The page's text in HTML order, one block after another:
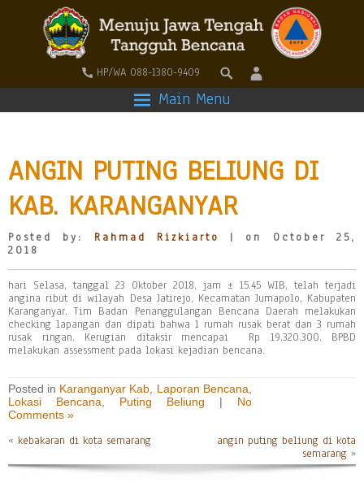
HP/WA 088-1380-9409
Main Menu
ANGIN PUTING BELIUNG DI
KAB. KARANGANYAR
Posted by: Rahmad Rizkiarto
| on October 25,
2018
hari Selasa, tanggal 23 Oktober 2018, jam ± 15.45 WIB, telah terjadi
angina ribut di wilayah Desa Jatirejo, Kecamatan Jumapolo, Kabupaten
Karanganyar. Tim Badan Penanggulangan Bencana Daerah melakukan
checking lapangan dan dipati bahwa 1 rumah rusak berat dan 3 rumah
rusak ringan. Kerugian ditaksir mencapai Rp 19.320.300. BPBD
melakukan assessment pada lokasi kejadian bencana.
Posted in Karanganyar Kab Laporan Bencana
Lokasi Bencana
Puting Beliung | No
Comments »
« kebakaran di kota semarang
angin puting beliung di kota
semarang »